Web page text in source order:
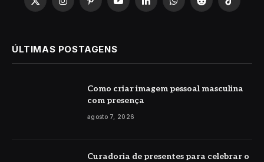
X
InstagramPinterestYouTubeLinkedInWhatsApp
Reddit TikTok
ÚLTIMAS POSTAGENS
Como criar imagem pessoal masculina
com presença
agosto 7, 2026
Curadoria de presentes para celebrar o